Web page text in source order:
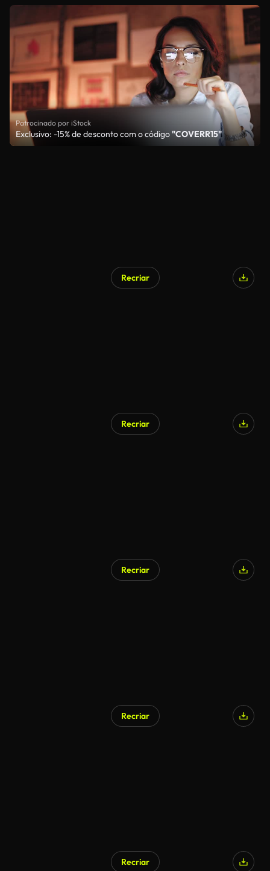
Patrocinado por iStock
Exclusivo: -15% de desconto com o código"COVERR15"
Recriar
Recriar
Recriar
Recriar
Recriar